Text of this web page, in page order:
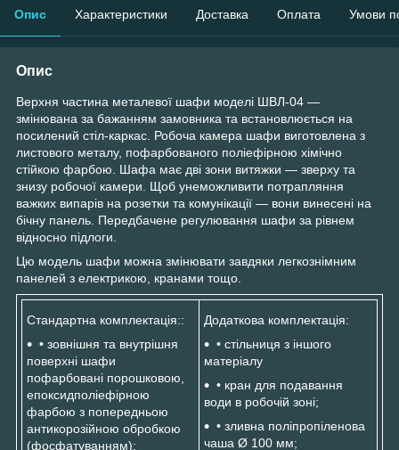
Опис Характеристики Доставка Оплата Умови
Опис
Верхня частина металевої шафи моделі ШВЛ-04 —
змінювана за бажанням замовника та встановлюється на
посилений стіл-каркас. Робоча камера шафи виготовлена з
листового металу, пофарбованого поліефірною хімічно
стійкою фарбою. Шафа має дві зони витяжки — зверху та
знизу робочої камери. Щоб унеможливити потрапляння
важких випарів на розетки та комунікації — вони винесені на
бічну панель. Передбачене регулювання шафи за рівнем
відносно підлоги.
Цю модель шафи можна змінювати завдяки легкознімним
панелей з електрикою, кранами тощо.
Стандартна комплектація::
• зовнішня та внутрішня
поверхні шафи
пофарбовані порошковою,
епоксидполіефірною
фарбою з попередньою
антикорозійною обробкою
(фосфатуванням);
Додаткова комплектація:
• стільниця з іншого
матеріалу
• кран для подавання
води в робочій зоні;
• зливна поліпропіленова
чаша Ø 100 мм;